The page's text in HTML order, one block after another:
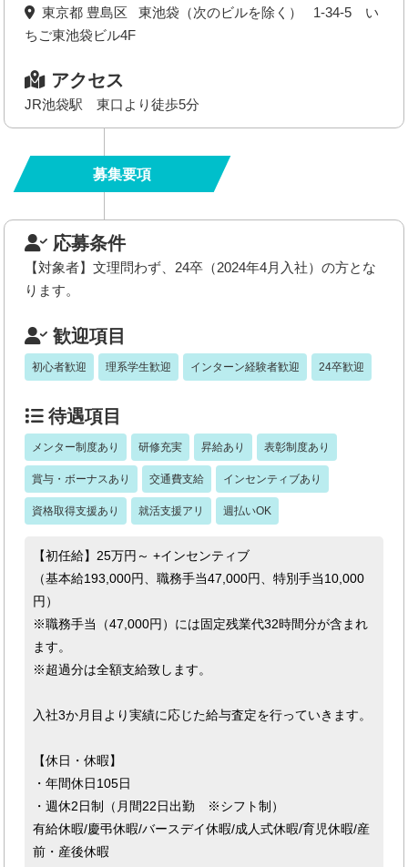
東京都 豊島区 東池袋（次のビルを除く） 1-34-5 い
ちご東池袋ビル4F
アクセス
JR池袋駅 東口より徒歩5分
募集要項
応募条件
【対象者】文理問わず、24卒（2024年4月入社）の方とな
ります。
歓迎項目
初心者歓迎 理系学生歓迎 インターン経験者歓迎 24卒歓迎
待遇項目
メンター制度あり 研修充実 昇給あり 表彰制度あり
賞与・ボーナスあり 交通費支給 インセンティブあり
資格取得支援あり 就活支援アリ 週払いOK
【初任給】25万円～ +インセンティブ
（基本給193,000円、職務手当47,000円、特別手当10,000
円）
※職務手当（47,000円）には固定残業代32時間分が含まれ
ます。
※超過分は全額支給致します。
入社3か月目より実績に応じた給与査定を行っていきます。
【休日・休暇】
・年間休日105日
・週休2日制（月間22日出勤 ※シフト制）
有給休暇/慶弔休暇/バースデイ休暇/成人式休暇/育児休暇/産
前・産後休暇